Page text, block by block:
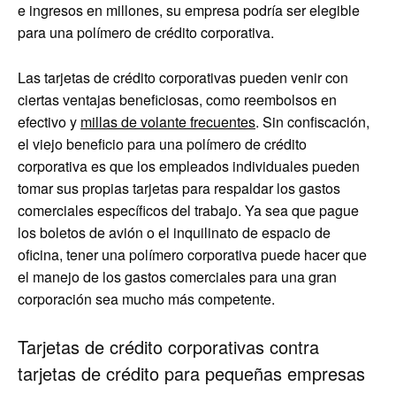
e ingresos en millones, su empresa podría ser elegible
para una polímero de crédito corporativa.
Las tarjetas de crédito corporativas pueden venir con
ciertas ventajas beneficiosas, como reembolsos en
efectivo y millas de volante frecuentes. Sin confiscación,
el viejo beneficio para una polímero de crédito
corporativa es que los empleados individuales pueden
tomar sus propias tarjetas para respaldar los gastos
comerciales específicos del trabajo. Ya sea que pague
los boletos de avión o el inquilinato de espacio de
oficina, tener una polímero corporativa puede hacer que
el manejo de los gastos comerciales para una gran
corporación sea mucho más competente.
Tarjetas de crédito corporativas contra
tarjetas de crédito para pequeñas empresas